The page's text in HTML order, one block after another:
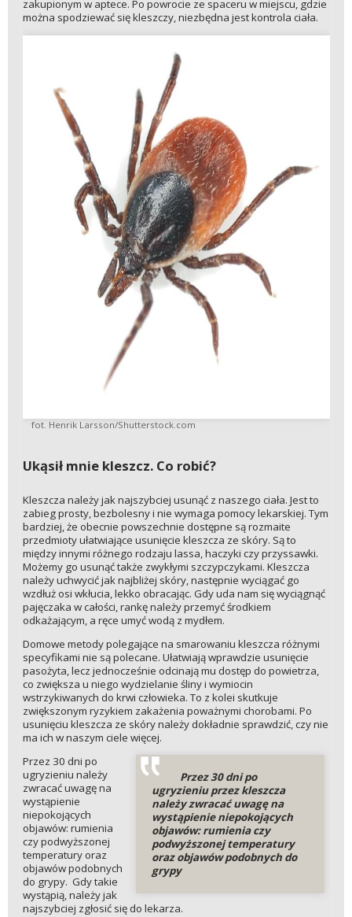
zakupionym w aptece. Po powrocie ze spaceru w miejscu, gdzie
można spodziewać się kleszczy, niezbędna jest kontrola ciała.
fot. Henrik Larsson/Shutterstock.com
Ukąsił mnie kleszcz. Co robić?
Kleszcza należy jak najszybciej usunąć z naszego ciała. Jest to
zabieg prosty, bezbolesny i nie wymaga pomocy lekarskiej. Tym
bardziej, że obecnie powszechnie dostępne są rozmaite
przedmioty ułatwiające usunięcie kleszcza ze skóry. Są to
między innymi różnego rodzaju lassa, haczyki czy przyssawki.
Możemy go usunąć także zwykłymi szczypczykami. Kleszcza
należy uchwycić jak najbliżej skóry, następnie wyciągać go
wzdłuż osi wkłucia, lekko obracając. Gdy uda nam się wyciągnąć
pajęczaka w całości, rankę należy przemyć środkiem
odkażającym, a ręce umyć wodą z mydłem.
Domowe metody polegające na smarowaniu kleszcza różnymi
specyfikami nie są polecane. Ułatwiają wprawdzie usunięcie
pasożyta, lecz jednocześnie odcinają mu dostęp do powietrza,
co zwiększa u niego wydzielanie śliny i wymiocin
wstrzykiwanych do krwi człowieka. To z kolei skutkuje
zwiększonym ryzykiem zakażenia poważnymi chorobami. Po
usunięciu kleszcza ze skóry należy dokładnie sprawdzić, czy nie
ma ich w naszym ciele więcej.
Przez 30 dni po
ugryzieniu przez kleszcza
należy zwracać uwagę na
wystąpienie niepokojących
objawów: rumienia czy
podwyższonej temperatury
oraz objawów podobnych do
grypy
Przez 30 dni po
ugryzieniu należy
zwracać uwagę na
wystąpienie
niepokojących
objawów: rumienia
czy podwyższonej
temperatury oraz
objawów podobnych
do grypy. Gdy takie
wystąpią, należy jak
najszybciej zgłosić się do lekarza.